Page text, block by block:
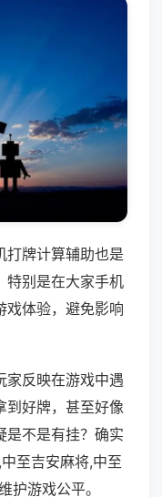
打牌计算辅助也是
特别是在大家手机
戏体验，避免影响
家反映在游戏中遇
到好牌，甚至好像
是不是有挂？确实
至吉安麻将,中至
护游戏公平。